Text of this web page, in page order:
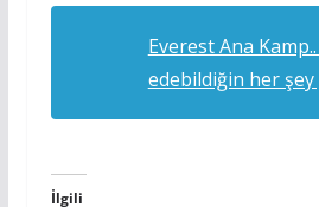
Everest Ana
edebildiğin her
İlgili